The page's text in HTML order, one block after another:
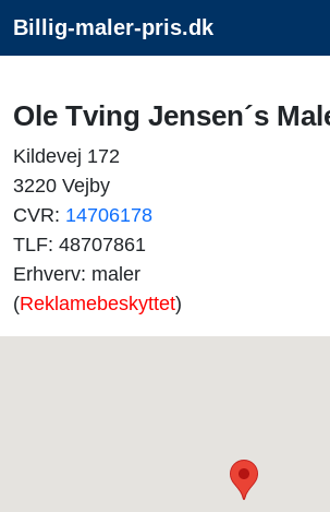
Billig-maler-pris.dk
Ole Tving Jensen´s
Kildevej 172
3220 Vejby
CVR: 14706178
TLF: 48707861
Erhverv: maler
(Reklamebeskyttet)